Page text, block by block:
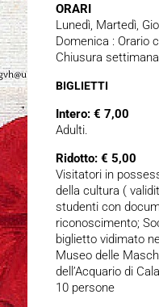
ORARI
Lunedì, Martedì,
Domenica : Orario
Chiusura
BIGLIETTI
Intero: € 7,00
Adulti.
Ridotto: € 5,00
Visitatori in
della cultura (
studenti con
riconoscimento;
biglietto vidimato
Museo delle
dell’Acquario di
10 persone